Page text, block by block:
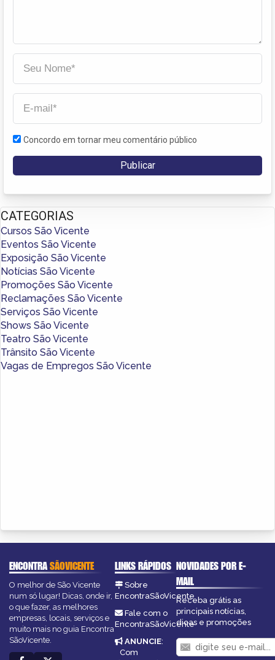
Concordo em tornar meu comentário público
CATEGORIAS
Cursos São Vicente
Eventos São Vicente
Exposição São Vicente
Notícias São Vicente
Promoções São Vicente
Reclamações São Vicente
Serviços São Vicente
Shows São Vicente
Teatro São Vicente
Trânsito São Vicente
Vagas de Empregos São Vicente
ENCONTRASÃOVICENTE
O melhor de São Vicente
num só lugar! Dicas, onde ir,
o que fazer, as melhores
empresas, locais, serviços e
muito mais no guia Encontra
SãoVicente.
LINKS RÁPIDOS
Sobre
EncontraSãoVicente
Fale com o
EncontraSãoVicente
ANUNCIE:
Com
NOVIDADES POR E-
MAIL
Receba grátis as
principais notícias,
dicas e promoções